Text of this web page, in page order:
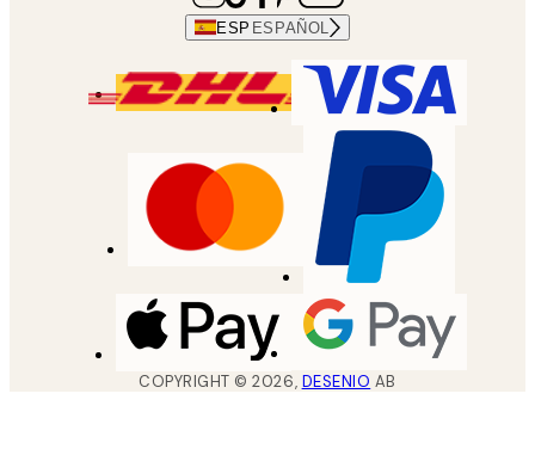
ESP ESPAÑOL
COPYRIGHT ©2026, DESENIO AB